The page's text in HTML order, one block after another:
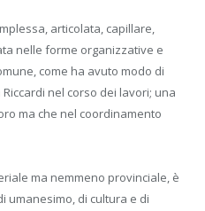
articolata, capillare,
nelle forme organizzative e
come ha avuto modo di
nel corso dei lavori; una
ma che nel coordinamento
ma nemmeno provinciale, è
umanesimo, di cultura e di